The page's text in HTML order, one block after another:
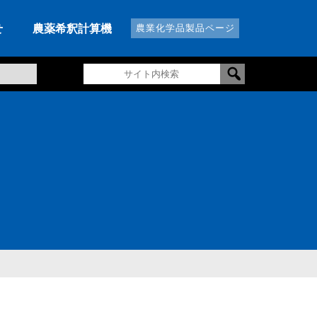
農薬希釈計算機 農業化学品製品ページ